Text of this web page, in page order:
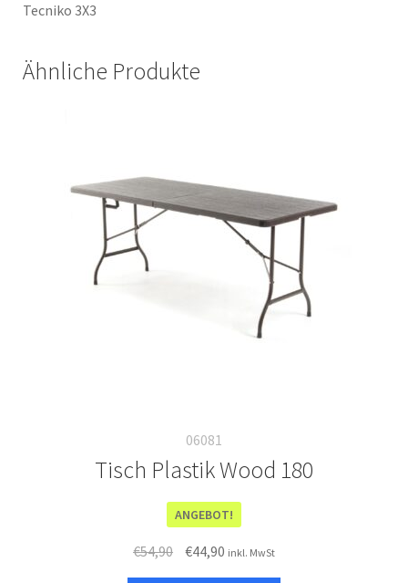
Tecniko 3X3
Ähnliche Produkte
06081
Tisch Plastik Wood 180
ANGEBOT!
€54,90
Ursprünglicher
€44,90Aktueller
inkl. MwSt